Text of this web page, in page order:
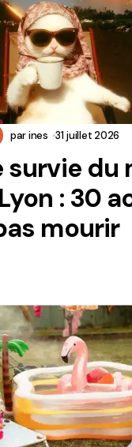
parines 31 juillet 2026
survie du
: 30
mourir